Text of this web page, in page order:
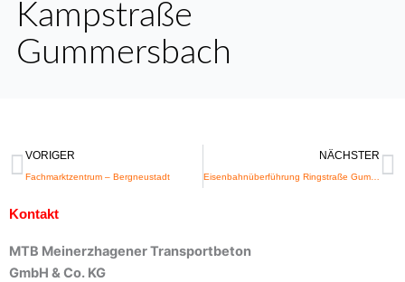
Kampstraße
Gummersbach
Zurück
VORIGER
Fachmarktzentrum – Bergneustadt
NÄCHSTER
Eisenbahnüberführung Ringstraße Gummersbach
Kontakt
MTB Meinerzhagener Transportbeton
GmbH & Co. KG